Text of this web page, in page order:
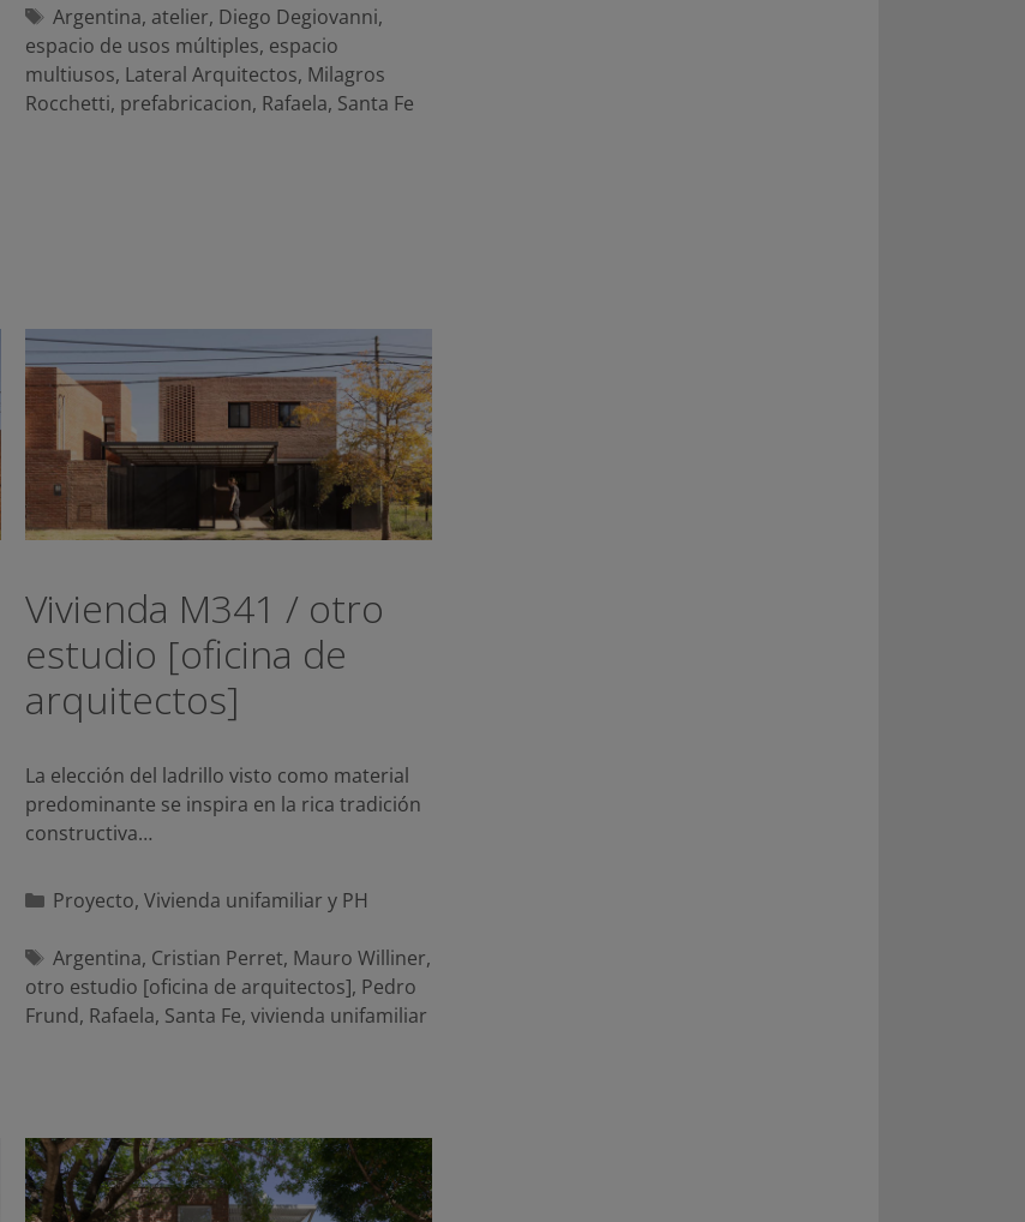
Etiquetas
Argentina, atelier, Diego Degiovanni,
espacio de usos múltiples, espacio
multiusos, Lateral Arquitectos, Milagros
Rocchetti, prefabricacion, Rafaela, Santa Fe
Vivienda M341 / otro
estudio [oficina de
arquitectos]
La elección del ladrillo visto como material
predominante se inspira en la rica tradición
constructiva…
Categorías
Proyecto, Vivienda unifamiliar y PH
Etiquetas
Argentina, Cristian Perret, Mauro Williner,
otro estudio [oficina de arquitectos], Pedro
Frund, Rafaela, Santa Fe, vivienda unifamiliar